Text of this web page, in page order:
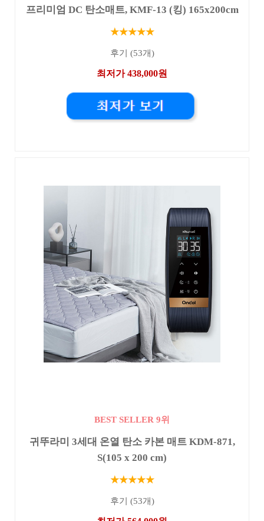
프리미엄 DC 탄소매트, KMF-13 (킹) 165x200cm
★★★★★
후기 (53개)
최저가 438,000원
BEST SELLER 9위
귀뚜라미 3세대 온열 탄소 카본 매트 KDM-871,
S(105 x 200 cm)
★★★★★
후기 (53개)